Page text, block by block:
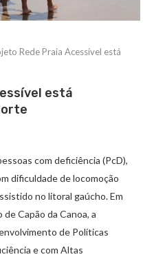
Rede Praia Acessível está
está
com deficiência (PcD),
dificuldade de locomoção
no litoral gaúcho. Em
Capão da Canoa, a
de Políticas
e com Altas